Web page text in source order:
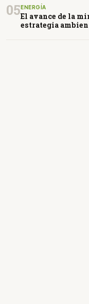
05ENERGÍA
El avance de la
estrategia